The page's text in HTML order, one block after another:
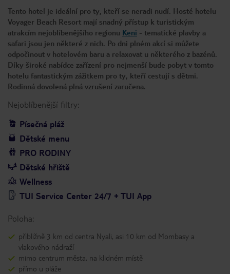
Tento hotel je ideální pro ty, kteří se neradi nudí. Hosté hotelu
Voyager Beach Resort mají snadný přístup k turistickým
atrakcím nejoblíbenějšího regionu Keni - tematické plavby a
safari jsou jen některé z nich. Po dni plném akcí si můžete
odpočinout v hotelovém baru a relaxovat u některého z bazénů.
Díky široké nabídce zařízení pro nejmenší bude pobyt v tomto
hotelu fantastickým zážitkem pro ty, kteří cestují s dětmi.
Rodinná dovolená plná vzrušení zaručena.
Nejoblíbenější filtry:
Písečná pláž
Dětské menu
PRO RODINY
Dětské hřiště
Wellness
TUI Service Center 24/7 + TUI App
Poloha:
přibližně 3 km od centra Nyali, asi 10 km od Mombasy a
vlakového nádraží
mimo centrum města, na klidném místě
přímo u pláže